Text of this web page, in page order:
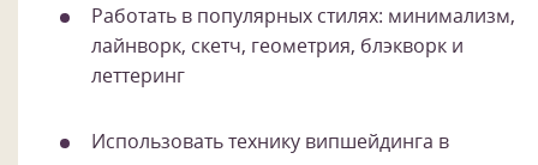
Работать в популярных стилях: минимализм,
лайнворк, скетч, геометрия, блэкворк и
леттеринг
Использовать технику випшейдинга в